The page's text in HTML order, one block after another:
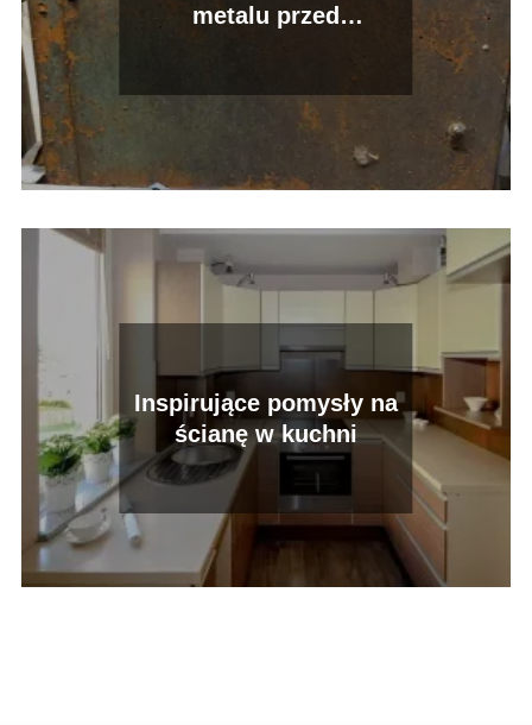
metalu przed
Inspirujące pomysły na
ścianę w kuchni